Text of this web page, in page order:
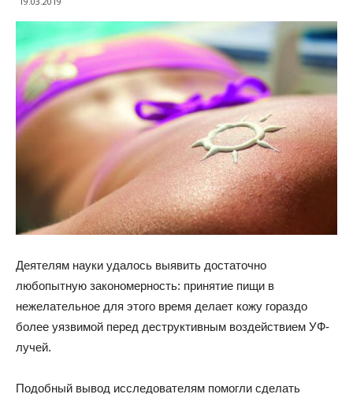
Деятелям науки удалось выявить достаточно
любопытную закономерность: принятие пищи в
нежелательное для этого время делает кожу гораздо
более уязвимой перед деструктивным воздействием УФ-
лучей.
Подобный вывод исследователям помогли сделать